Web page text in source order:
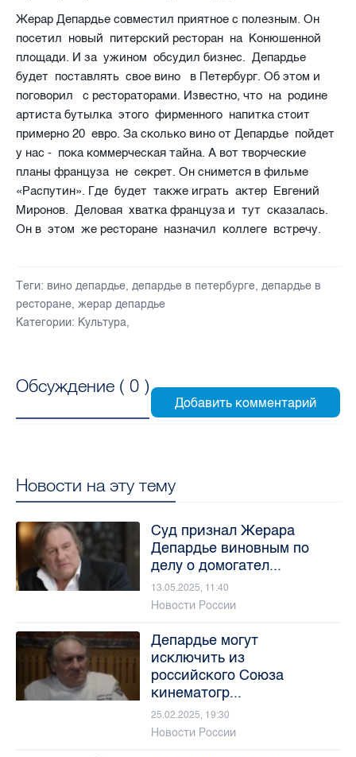
Жерар Депардье совместил приятное с полезным. Он
посетил новый питерский ресторан на Конюшенной
площади. И за ужином обсудил бизнес. Депардье
будет поставлять свое вино в Петербург. Об этом и
поговорил с рестораторами. Известно, что на родине
артиста бутылка этого фирменного напитка стоит
примерно 20 евро. За сколько вино от Депардье пойдет
у нас - пока коммерческая тайна. А вот творческие
планы француза не секрет. Он снимется в фильме
«Распутин». Где будет также играть актер Евгений
Миронов. Деловая хватка француза и тут сказалась.
Он в этом же ресторане назначил коллеге встречу.
Теги: вино депардье, депардье в петербурге, депардье в
ресторане, жерар депардье
Категории: Культура,
Обсуждение ( 0 )
Новости на эту тему
Суд признал Жерара
Депардье виновным по
делу о домогател...
13.05.2025, 11:40
Новости России
Депардье могут
исключить из
российского Союза
кинематогр...
25.02.2025, 19:30
Новости России